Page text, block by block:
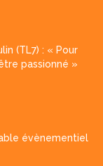
(TL7) : « Pour
passionné »
évènementiel